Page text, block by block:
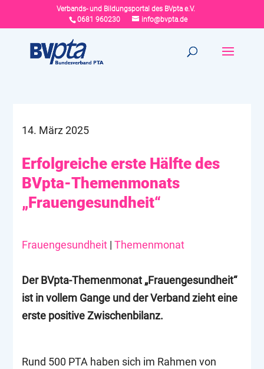
Verbands- und Bildungsportal des BVpta e.V.
0681 960230
info@bvpta.de
14. März 2025
Erfolgreiche erste Hälfte des
BVpta-Themenmonats
„Frauengesundheit“
Frauengesundheit |Themenmonat
Der BVpta-Themenmonat „Frauengesundheit“
ist in vollem Gange und der Verband zieht eine
erste positive Zwischenbilanz.
Rund 500 PTA haben sich im Rahmen von